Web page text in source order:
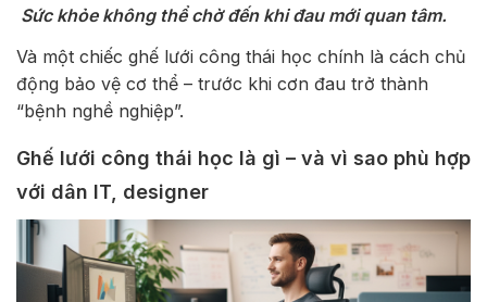
Sức khỏe không thể chờ đến khi đau mới quan tâm.
Và một chiếc ghế lưới công thái học chính là cách chủ
động bảo vệ cơ thể – trước khi cơn đau trở thành
“bệnh nghề nghiệp”.
Ghế lưới công thái học là gì – và vì sao phù hợp
với dân IT, designer